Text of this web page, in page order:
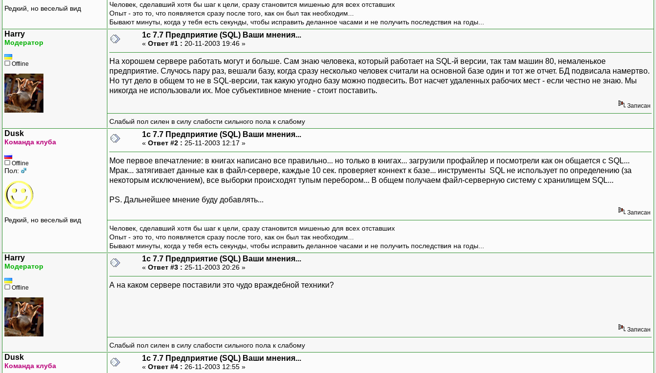
Редкий, но веселый вид
Человек, сделавший хотя бы шаг к цели, сразу становится мишенью для всех отставших
Опыт - это то, что появляется сразу после того, как он был так необходим...
Бывают минуты, когда у тебя есть секунды, чтобы исправить деланное часами и не получить последствия на годы...
Harry
Модератор
Offline
1с 7.7 Предприятие (SQL) Ваши мнения...
« Ответ #1 : 20-11-2003 19:46 »
На хорошем сервере работать могут и больше. Сам знаю человека, который работает на SQL-й версии, так там машин 80, немаленькое
предприятие. Случось пару раз, вешали базу, когда сразу несколько человек считали на основной базе один и тот же отчет. БД подвисала намертво.
Но тут дело в общем то не в SQL-версии, так какую угодно базу можно подвесить. Вот насчет удаленных рабочих мест - если честно не знаю. Мы
никогда не использовали их. Мое субъективное мнение - стоит поставить.
Записан
Слабый пол силен в силу слабости сильного пола к слабому
Dusk
Команда клуба
Offline
Пол:
Редкий, но веселый вид
1с 7.7 Предприятие (SQL) Ваши мнения...
« Ответ #2 : 25-11-2003 12:17 »
Мое первое впечатление: в книгах написано все правильно... но только в книгах... загрузили профайлер и посмотрели как он общается с SQL...
Мрак... затягивает данные как в файл-сервере, каждые 10 сек. проверяет коннект к базе... инструменты SQL не использует по определению (за
некоторым исключением), все выборки происходят тупым перебором... В общем получаем файл-серверную систему с хранилищем SQL...
PS. Дальнейшее мнение буду добавлять...
Записан
Человек, сделавший хотя бы шаг к цели, сразу становится мишенью для всех отставших
Опыт - это то, что появляется сразу после того, как он был так необходим...
Бывают минуты, когда у тебя есть секунды, чтобы исправить деланное часами и не получить последствия на годы...
Harry
Модератор
Offline
1с 7.7 Предприятие (SQL) Ваши мнения...
« Ответ #3 : 25-11-2003 20:26 »
А на каком сервере поставили это чудо враждебной техники?
Записан
Слабый пол силен в силу слабости сильного пола к слабому
Dusk
Команда клуба
1с 7.7 Предприятие (SQL) Ваши мнения...
« Ответ #4 : 26-11-2003 12:55 »